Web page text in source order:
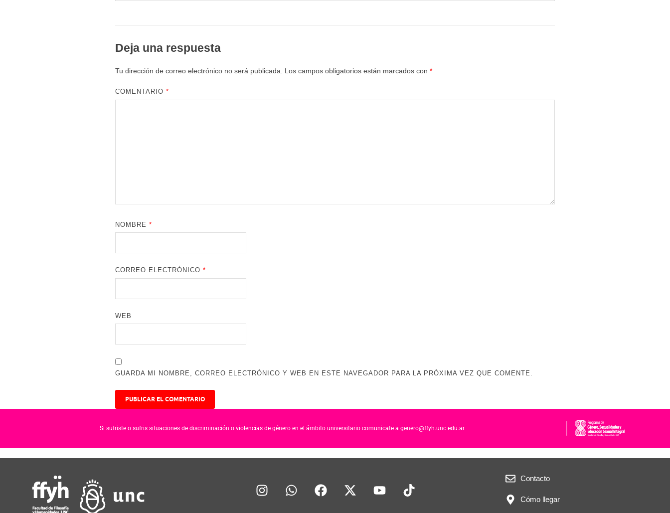
Deja una respuesta
Tu dirección de correo electrónico no será publicada. Los campos obligatorios están marcados con *
COMENTARIO*
NOMBRE*
CORREO ELECTRÓNICO*
WEB
GUARDA MI NOMBRE, CORREO ELECTRÓNICO Y WEB EN ESTE NAVEGADOR PARA LA PRÓXIMA VEZ QUE COMENTE.
Si sufriste o sufris situaciones de discriminación o violencias de género en el ámbito universitario comunicate a genero@ffyh.unc.edu.ar
Contacto
Cómo llegar